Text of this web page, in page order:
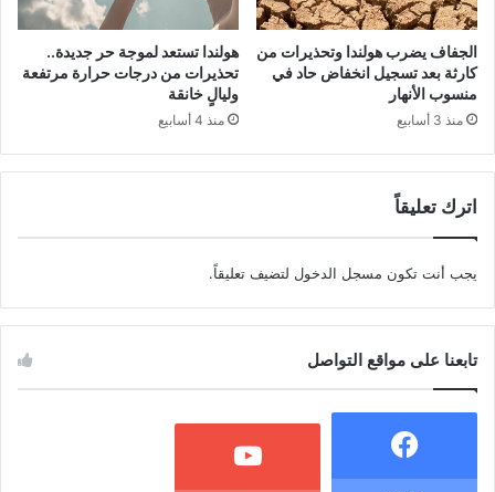
الجفاف يضرب هولندا وتحذيرات من
كارثة بعد تسجيل انخفاض حاد في
منسوب الأنهار
منذ 3 أسابيع
هولندا تستعد لموجة حر جديدة..
تحذيرات من درجات حرارة مرتفعة
وليالٍ خانقة
منذ 4 أسابيع
اترك تعليقاً
يجب أنت تكون مسجل الدخول لتضيف تعليقاً.
تابعنا على مواقع التواصل